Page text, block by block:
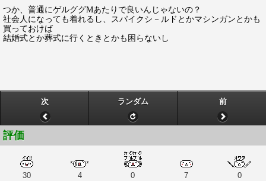
つか、普通にゲルググMあたりで良いんじゃないの？
社会人になっても着れるし、スパイクシ－ルドとかマシンガンとかも
買っておけば
結婚式とか葬式に行くときとかも困らないし
次 ランダム 前
評価
30 4 0 7 0